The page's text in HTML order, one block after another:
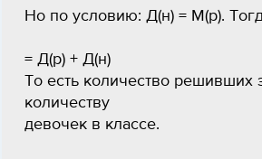
Но по условию: Д(н) = М(р).
Д(р) +
= Д(р) + Д(н)
То есть количество решивших
количеству
девочек в классе.